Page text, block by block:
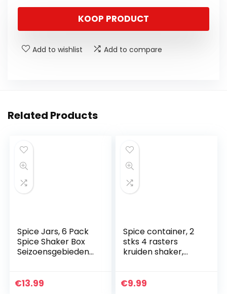
KOOP PRODUCT
Add to wishlist Add to compare
Related Products
Spice Jars, 6 Pack
Spice Shaker Box
Seizoensgebieden
Jars Zout Peper
€13.99
Spice container, 2
stks 4 rasters
kruiden shaker,
reizen zout doos
€9.99